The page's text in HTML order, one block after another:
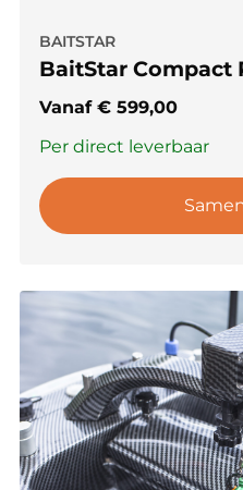
BAITSTAR
BaitStar Compact
Vanaf € 599,00
Per direct leverbaar